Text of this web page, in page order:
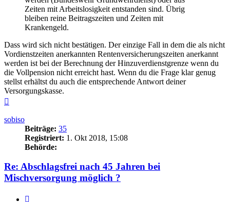
Zeiten mit Arbeitslosigkeit entstanden sind. Übrig
bleiben reine Beitragszeiten und Zeiten mit
Krankengeld.
Dass wird sich nicht bestätigen. Der einzige Fall in dem die als nicht
Vordienstzeiten anerkannten Rentenversicherungszeiten anerkannt
werden ist bei der Berechnung der Hinzuverdienstgrenze wenn du
die Vollpension nicht erreicht hast. Wenn du die Frage klar genug
stellst erhältst du auch die entsprechende Antwort deiner
Versorgungskasse.
sobiso
Beiträge: 35
Registriert: 1. Okt 2018, 15:08
Behörde:
Re: Abschlagsfrei nach 45 Jahren bei
Mischversorgung möglich ?